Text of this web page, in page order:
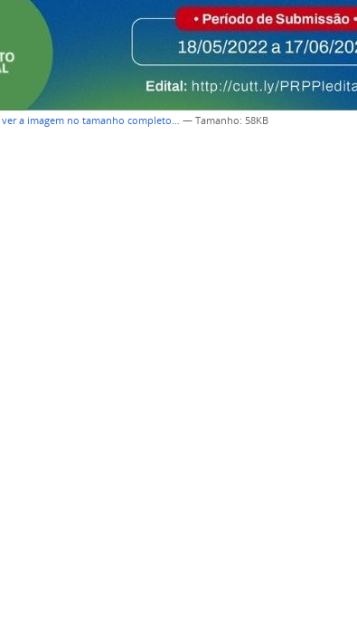
ver a imagem no tamanho completo… —Tamanho: 58KB